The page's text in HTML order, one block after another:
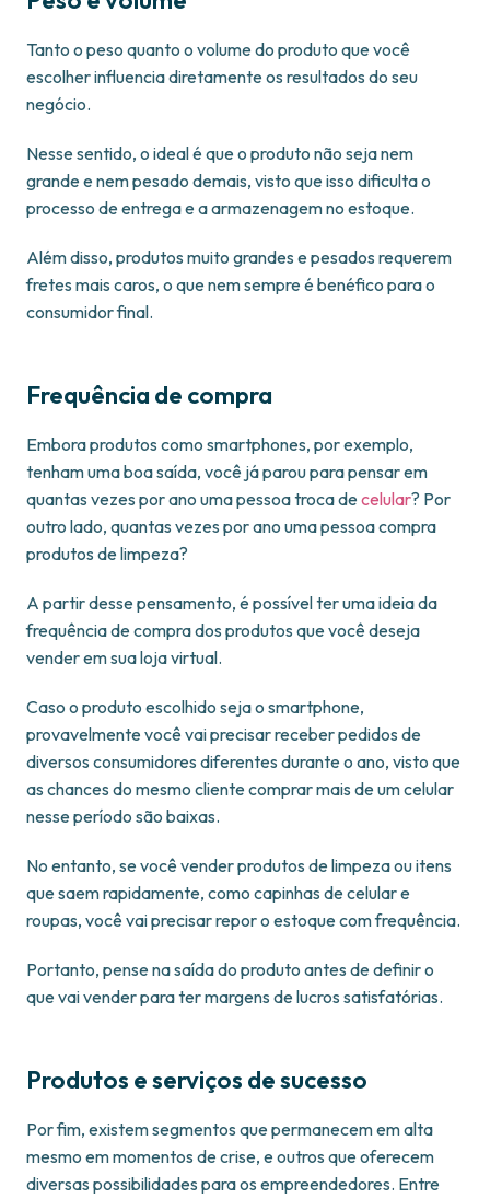
Tanto o peso quanto o volume do produto que você
escolher influencia diretamente os resultados do seu
negócio.
Nesse sentido, o ideal é que o produto não seja nem
grande e nem pesado demais, visto que isso dificulta o
processo de entrega e a armazenagem no estoque.
Além disso, produtos muito grandes e pesados requerem
fretes mais caros, o que nem sempre é benéfico para o
consumidor final.
Frequência de compra
Embora produtos como smartphones, por exemplo,
tenham uma boa saída, você já parou para pensar em
quantas vezes por ano uma pessoa troca decelular? Por
outro lado, quantas vezes por ano uma pessoa compra
produtos de limpeza?
A partir desse pensamento, é possível ter uma ideia da
frequência de compra dos produtos que você deseja
vender em sua loja virtual.
Caso o produto escolhido seja o smartphone,
provavelmente você vai precisar receber pedidos de
diversos consumidores diferentes durante o ano, visto que
as chances do mesmo cliente comprar mais de um celular
nesse período são baixas.
No entanto, se você vender produtos de limpeza ou itens
que saem rapidamente, como capinhas de celular e
roupas, você vai precisar repor o estoque com frequência.
Portanto, pense na saída do produto antes de definir o
que vai vender para ter margens de lucros satisfatórias.
Produtos e serviços de sucesso
Por fim, existem segmentos que permanecem em alta
mesmo em momentos de crise, e outros que oferecem
diversas possibilidades para os empreendedores. Entre